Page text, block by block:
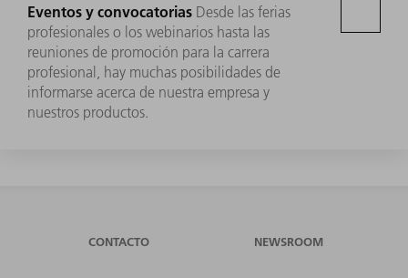
Eventos y convocatorias Desde las ferias
profesionales o los webinarios hasta las
reuniones de promoción para la carrera
profesional, hay muchas posibilidades de
informarse acerca de nuestra empresa y
nuestros productos.
CONTACTO NEWSROOM